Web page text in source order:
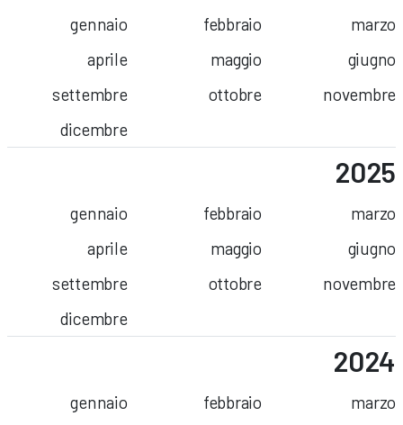
novembre
dicembre
ottobre
settembre
maggio giugno
aprile
marzo
febbraio
gennaio
2025
dicembre
ottobre novembre
settembre
giugno
maggio
aprile
marzo
febbraio
gennaio
2024
marzo
febbraio
gennaio